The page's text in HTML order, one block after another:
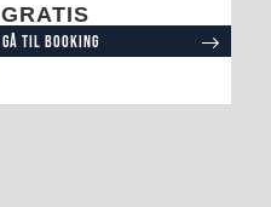
GRATIS
Gå til booking